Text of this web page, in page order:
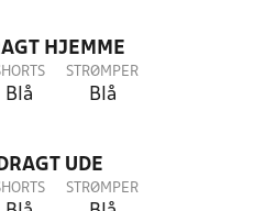
HJEMME
Blå
STRØMPER
Blå
UDE
STRØMPER